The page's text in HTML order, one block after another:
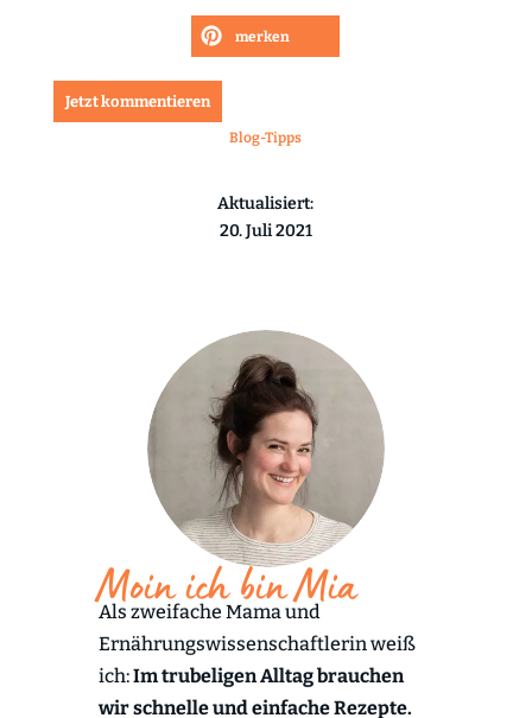
merken
Jetzt kommentieren
Blog-Tipps
Aktualisiert:
20. Juli 2021
Moin ich bin Mia
Als zweifache Mama und
Ernährungswissenschaftlerin weiß
ich:Im trubeligen Alltag brauchen
wir schnelle und einfache Rezepte.